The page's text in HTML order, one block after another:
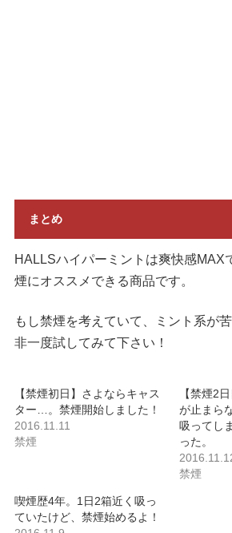
まとめ
HALLSハイパーミントは爽快感MAX
煙にオススメできる商品です。
もし禁煙を考えていて、ミント系が
非一度試してみて下さい！
【禁煙初日】さよならキャス
ター…。禁煙開始しました！
2016.11.11
禁煙
【禁煙2
が止まら
吸ってし
った。
禁煙
喫煙歴4年。1日2箱近く吸っ
ていたけど、禁煙始めるよ！